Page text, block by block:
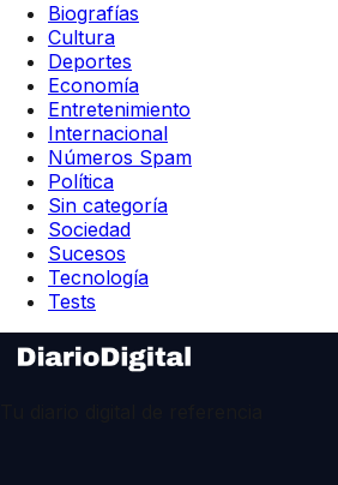
Biografías
Cultura
Deportes
Economía
Entretenimiento
Internacional
Números Spam
Política
Sin categoría
Sociedad
Sucesos
Tecnología
Tests